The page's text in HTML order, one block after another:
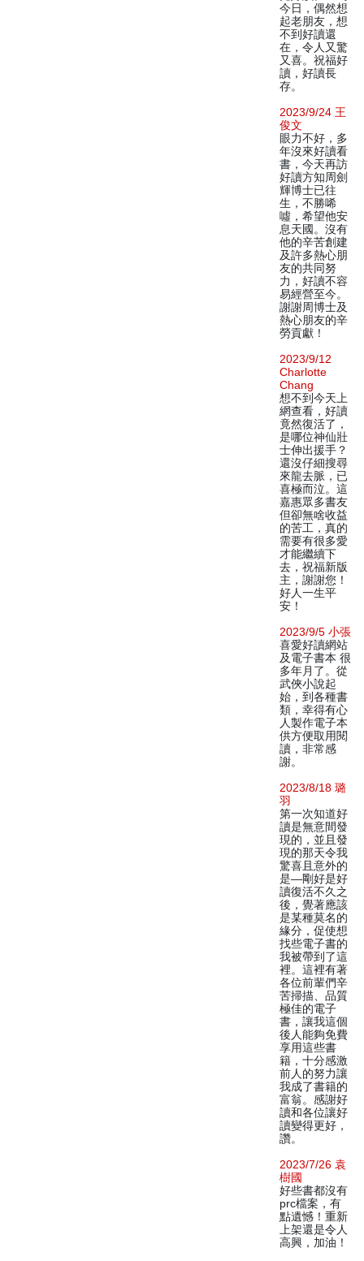
今日，偶然想
起老朋友，想
不到好讀還
在，令人又驚
又喜。祝福好
讀，好讀長
存。
2023/9/24 王
俊文
眼力不好，多
年沒來好讀看
書，今天再訪
好讀方知周劍
輝博士已往
生，不勝唏
噓，希望他安
息天國。沒有
他的辛苦創建
及許多熱心朋
友的共同努
力，好讀不容
易經營至今。
謝謝周博士及
熱心朋友的辛
勞貢獻！
2023/9/12
Charlotte
Chang
想不到今天上
網查看，好讀
竟然復活了，
是哪位神仙壯
士伸出援手？
還沒仔細搜尋
來龍去脈，已
喜極而泣。這
嘉惠眾多書友
但卻無啥收益
的苦工，真的
需要有很多愛
才能繼續下
去，祝福新版
主，謝謝您！
好人一生平
安！
2023/9/5 小張
喜愛好讀網站
及電子書本 很
多年月了。從
武俠小說起
始，到各種書
類，幸得有心
人製作電子本
供方便取用閱
讀，非常感
謝。
2023/8/18 璐
羽
第一次知道好
讀是無意間發
現的，並且發
現的那天令我
驚喜且意外的
是—剛好是好
讀復活不久之
後，覺著應該
是某種莫名的
緣分，促使想
找些電子書的
我被帶到了這
裡。這裡有著
各位前輩們辛
苦掃描、品質
極佳的電子
書，讓我這個
後人能夠免費
享用這些書
籍，十分感激
前人的努力讓
我成了書籍的
富翁。感謝好
讀和各位讓好
讀變得更好，
讚。
2023/7/26 袁
樹國
好些書都沒有
prc檔案，有
點遺憾！重新
上架還是令人
高興，加油！